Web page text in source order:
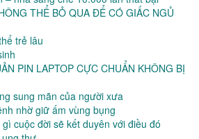
THỂ BỎ QUA ĐỂ CÓ GIẤC NGỦ
trẻ lâu
PIN LAPTOP CỰC CHUẨN KHÔNG BỊ
sung mãn của người xưa
nhờ giữ ấm vùng bụng
cuộc đời sẽ kết duyên với điều đó